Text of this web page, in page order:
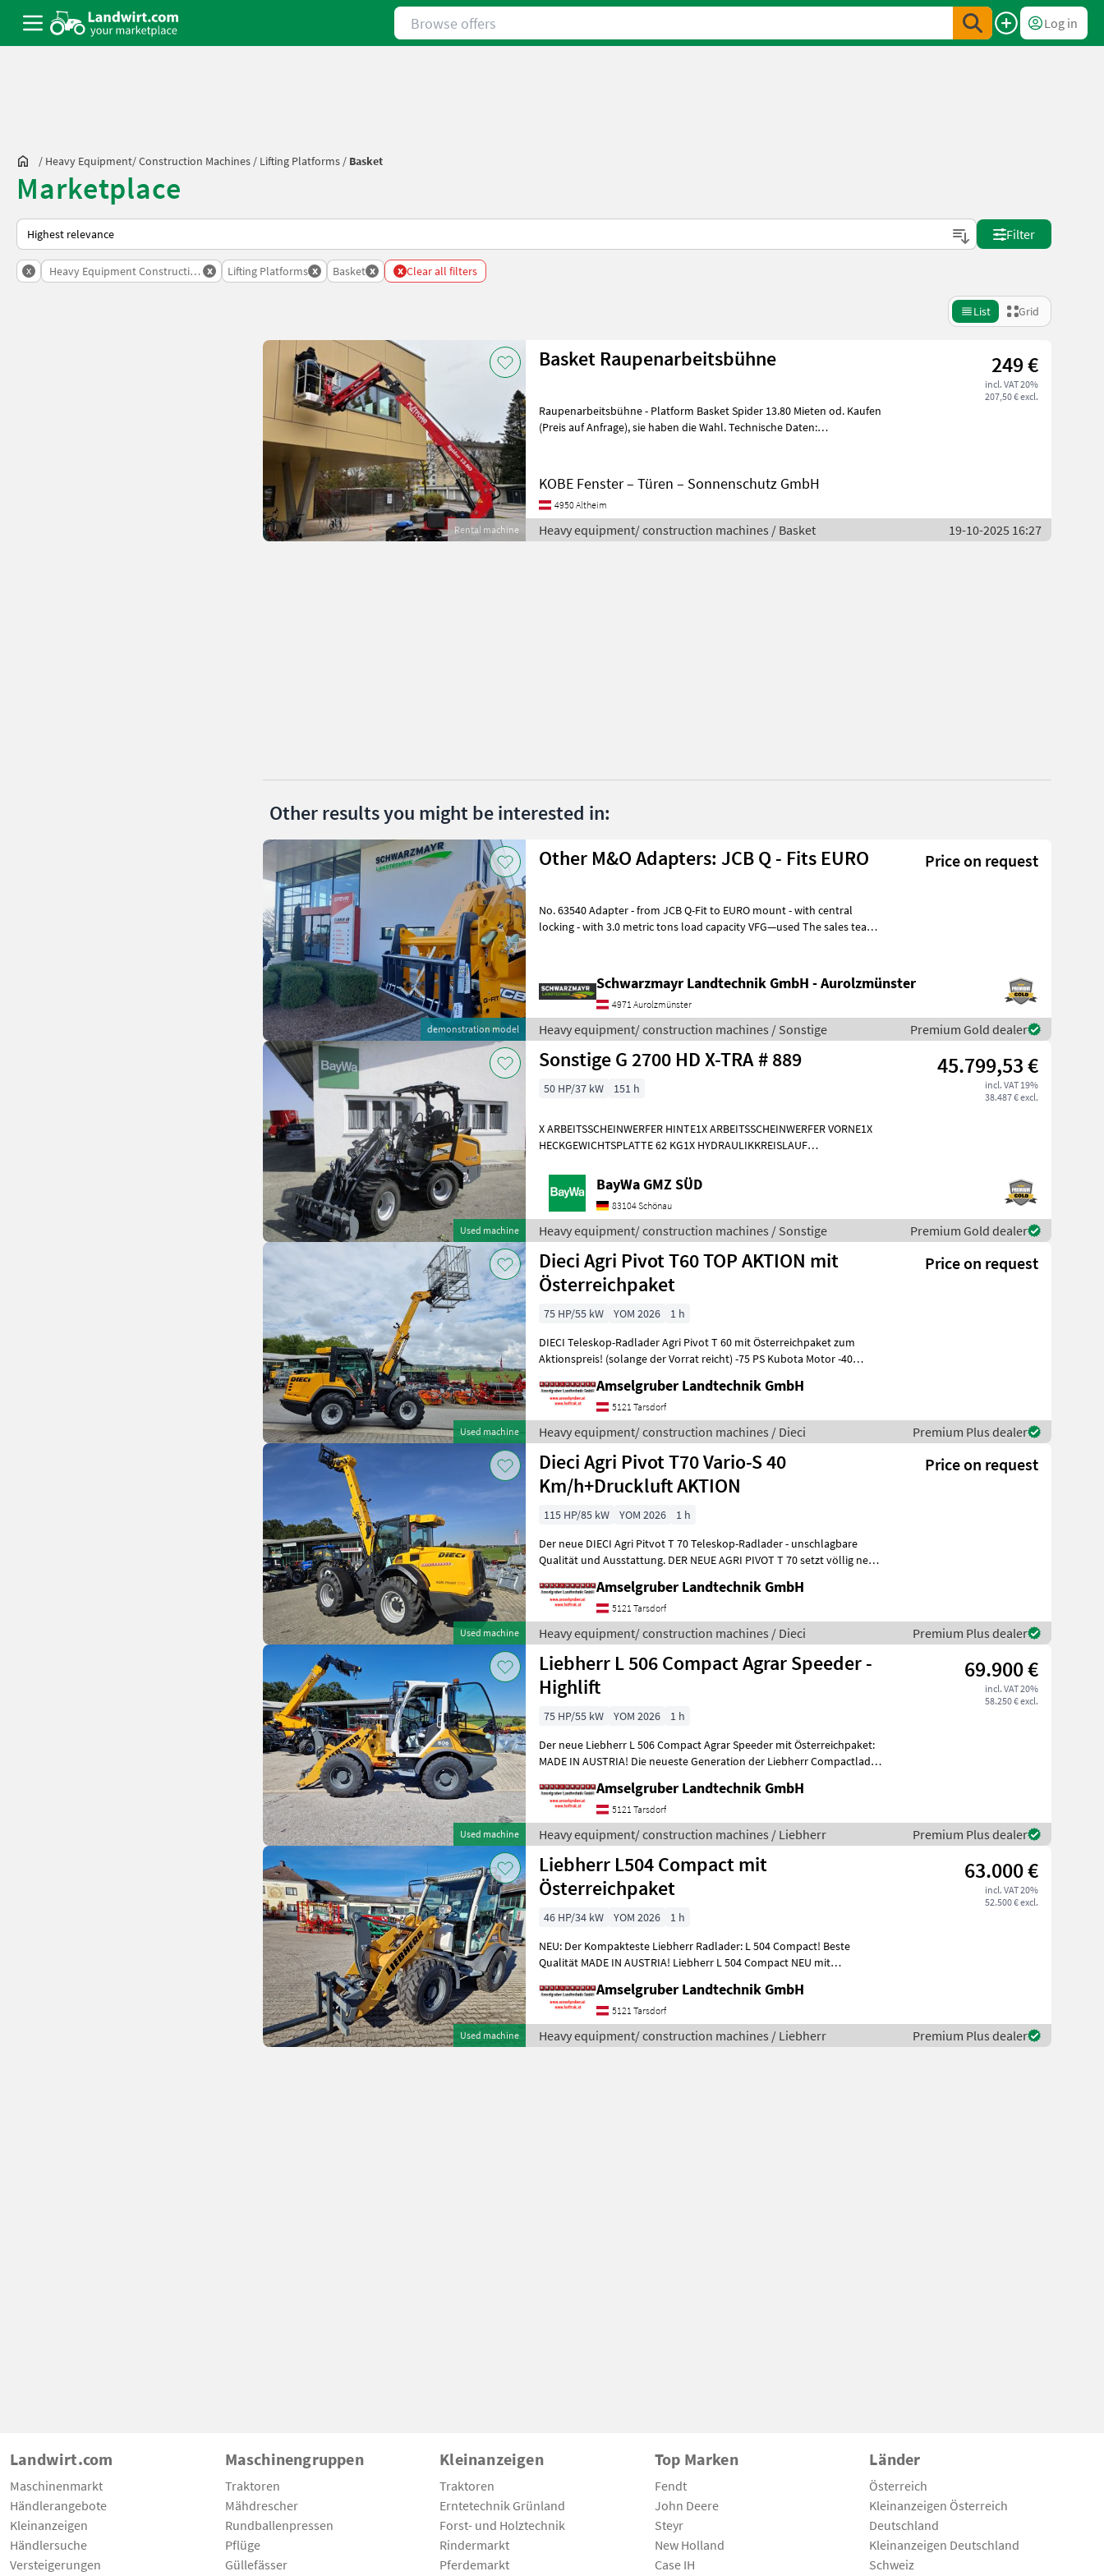
Browse offers
Log in
/ Heavy Equipment/ Construction Machines / Lifting Platforms / Basket
Marketplace
This is how sorting works on Landwirt.com
Filter
x Heavy Equipment Construction Machines
x Lifting Platforms x Basket x x Clear all filters
List Grid
Rental machine
Basket Raupenarbeitsbühne 249 €
incl. VAT 20%
207,50 € excl.
Raupenarbeitsbühne - Platform Basket Spider 13.80 Mieten od. Kaufen
(Preis auf Anfrage), sie haben die Wahl. Technische Daten:
KOBE Fenster – Türen – Sonnenschutz GmbH
4950 Altheim
Heavy equipment/ construction machines / Basket 19-10-2025 16:27
Other results you might be interested in:
demonstration model
Other M&O Adapters: JCB Q - Fits EURO Price on request
No. 63540 Adapter - from JCB Q-Fit to EURO mount - with central
locking - with 3.0 metric tons load capacity VFG—used The sales team
Schwarzmayr Landtechnik GmbH - Aurolzmünster
4971 Aurolzmünster
Heavy equipment/ construction machines / Sonstige Premium Gold dealer
Used machine
Sonstige G 2700 HD X-TRA # 889 45.799,53 €
incl. VAT 19%
38.487 € excl.
50 HP/37 kW 151 h
X ARBEITSSCHEINWERFER HINTE1X ARBEITSSCHEINWERFER VORNE1X
HECKGEWICHTSPLATTE 62 KG1X HYDRAULIKKREISLAUF
KMDRUCKFREIERBayWa GMZ SÜD
83104 Schönau
Heavy equipment/ construction machines / Sonstige Premium Gold dealer
Used machine
Dieci Agri Pivot T60 TOP AKTION mit
Österreichpaket
Price on request
75 HP/55 kW YOM 2026
1 h
DIECI Teleskop-Radlader Agri Pivot T 60 mit Österreichpaket zum
Aktionspreis! (solange der Vorrat reicht) -75 PS Kubota Motor -40
Amselgruber Landtechnik GmbH
5121 Tarsdorf
Heavy equipment/ construction machines / Dieci Premium Plus dealer
Used machine
Dieci Agri Pivot T70 Vario-S 40
Km/h+Druckluft AKTION
Price on request
115 HP/85 kW YOM 2026
1 h
Der neue DIECI Agri Pitvot T 70 Teleskop-Radlader - unschlagbare
Qualität und Ausstattung. DER NEUE AGRI PIVOT T 70 setzt völlig neue
Amselgruber Landtechnik GmbH
5121 Tarsdorf
Heavy equipment/ construction machines / Dieci Premium Plus dealer
Used machine
Liebherr L 506 Compact Agrar Speeder -
Highlift
69.900 €
incl. VAT 20%
58.250 € excl.
75 HP/55 kW YOM 2026
1 h
Der neue Liebherr L 506 Compact Agrar Speeder mit Österreichpaket:
MADE IN AUSTRIA! Die neueste Generation der Liebherr Compactlader
Amselgruber Landtechnik GmbH
5121 Tarsdorf
Heavy equipment/ construction machines / Liebherr Premium Plus dealer
Used machine
Liebherr L504 Compact mit
Österreichpaket
63.000 €
incl. VAT 20%
52.500 € excl.
46 HP/34 kW YOM 2026
1 h
NEU: Der Kompakteste Liebherr Radlader: L 504 Compact! Beste
Qualität MADE IN AUSTRIA! Liebherr L 504 Compact NEU mit
Amselgruber Landtechnik GmbH
5121 Tarsdorf
Heavy equipment/ construction machines / Liebherr Premium Plus dealer
Landwirt.com
Maschinenmarkt
Händlerangebote
Kleinanzeigen
Händlersuche
Versteigerungen
Maschinengruppen
Traktoren
Mähdrescher
Rundballenpressen
Pflüge
Güllefässer
Kleinanzeigen
Traktoren
Erntetechnik Grünland
Forst- und Holztechnik
Rindermarkt
Pferdemarkt
Top Marken
Fendt
John Deere
Steyr
New Holland
Case IH
Länder
Österreich
Kleinanzeigen Österreich
Deutschland
Kleinanzeigen Deutschland
Schweiz